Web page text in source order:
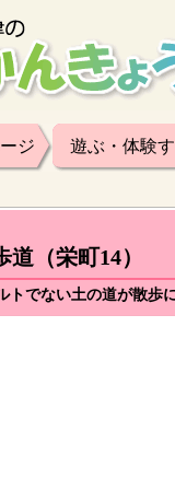
ジ 遊ぶ・体験
道（栄町14）
トでない土の道が散歩